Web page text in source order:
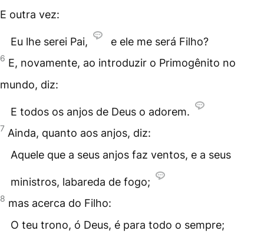
E outra vez:
Eu lhe serei Pai, e ele me será Filho?
6 E, novamente, ao introduzir o Primogênito no
mundo, diz:
E todos os anjos de Deus o adorem.
7 Ainda, quanto aos anjos, diz:
Aquele que a seus anjos faz ventos, e a seus
ministros, labareda de fogo;
8 mas acerca do Filho:
O teu trono, ó Deus, é para todo o sempre;